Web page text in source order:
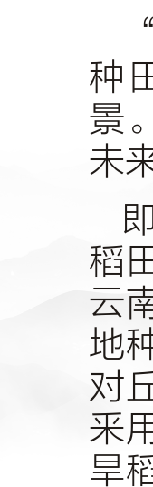
种
景
未
稻
云
地
对
釆
旱